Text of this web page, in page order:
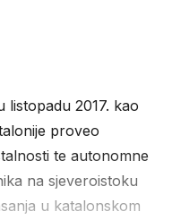
listopadu 2017. kao
proveo
te autonomne
na sjeveroistoku
u katalonskom